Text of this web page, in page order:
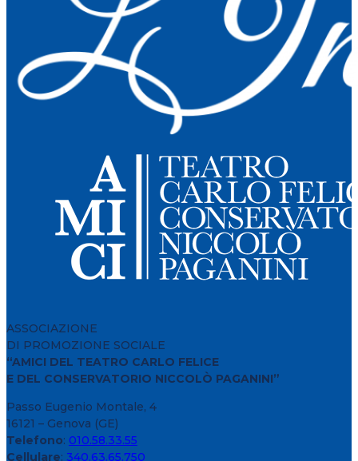
ASSOCIAZIONE
DI PROMOZIONE SOCIALE
“AMICI DEL TEATRO CARLO FELICE
E DEL CONSERVATORIO NICCOLÒ PAGANINI”
Passo Eugenio Montale, 4
16121 – Genova (GE)
Telefono: 010.58.33.55
Cellulare: 340.63.65.750